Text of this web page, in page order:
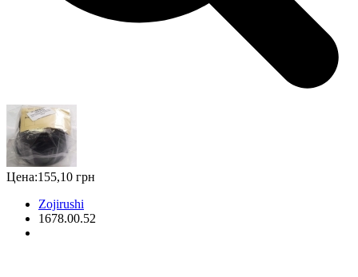
Цена:155,10 грн
Zojirushi
1678.00.52